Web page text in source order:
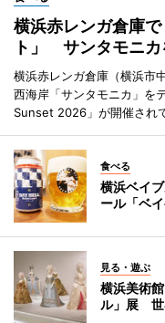
横浜赤レンガ倉庫
ト」 サンタモニ
横浜赤レンガ倉庫（横浜市
西海岸「サンタモニカ」を
Sunset 2026」が開催され
食べる
横浜ベイ
ール「ベイ
見る・遊ぶ
横浜美術
ル」展 世